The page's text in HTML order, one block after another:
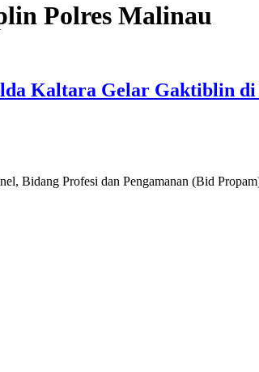
Polres Malinau
Kaltara Gelar Gaktiblin
Bidang Profesi dan Pengamanan (Bid